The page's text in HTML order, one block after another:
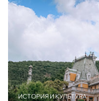
ИСТОРИЯ И КУЛЬТУРА